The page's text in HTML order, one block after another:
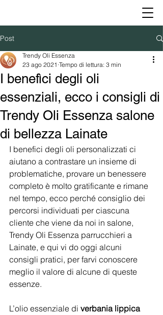
Post
I benefìci degli oli
essenziali, ecco i consigli di
Trendy Oli Essenza salone
di bellezza Lainate
Trendy Oli Essenza
23 ago 2021 Tempo di lettura: 3 min
I benefici degli oli personalizzati ci
aiutano a contrastare un insieme di
problematiche, provare un benessere
completo è molto gratificante e rimane
nel tempo, ecco perché consiglio dei
percorsi individuati per ciascuna
cliente che viene da noi in salone,
Trendy Oli Essenza parrucchieri a
Lainate, e qui vi do oggi alcuni
consigli pratici, per farvi conoscere
meglio il valore di alcune di queste
essenze.
L’olio essenziale di verbania lippica